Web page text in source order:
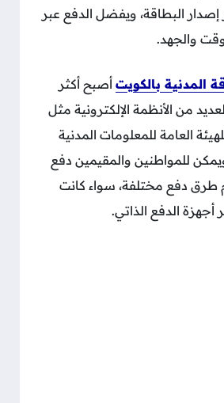
إصدار البطاقة، ويفضل الدفع عبر
والجهد.
المدنية بالكويت أصبح أكثر
من الأنظمة الإلكترونية مثل
العامة للمعلومات المدنية
للمواطنين والمقيمين دفع
طرق دفع مختلفة، سواء كانت
أجهزة الدفع الذاتي.